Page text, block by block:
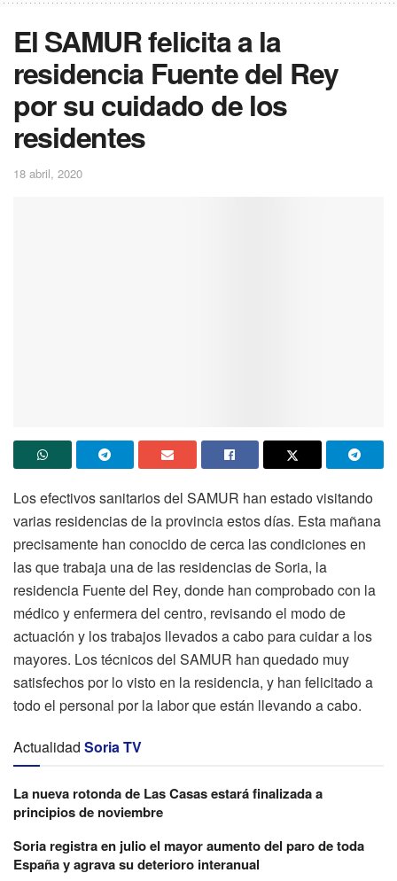
El SAMUR felicita a la
residencia Fuente del Rey
por su cuidado de los
residentes
18 abril, 2020
Los efectivos sanitarios del SAMUR han estado visitando
varias residencias de la provincia estos días. Esta mañana
precisamente han conocido de cerca las condiciones en
las que trabaja una de las residencias de Soria, la
residencia Fuente del Rey, donde han comprobado con la
médico y enfermera del centro, revisando el modo de
actuación y los trabajos llevados a cabo para cuidar a los
mayores. Los técnicos del SAMUR han quedado muy
satisfechos por lo visto en la residencia, y han felicitado a
todo el personal por la labor que están llevando a cabo.
Actualidad Soria TV
La nueva rotonda de Las Casas estará finalizada a
principios de noviembre
Soria registra en julio el mayor aumento del paro de toda
España y agrava su deterioro interanual